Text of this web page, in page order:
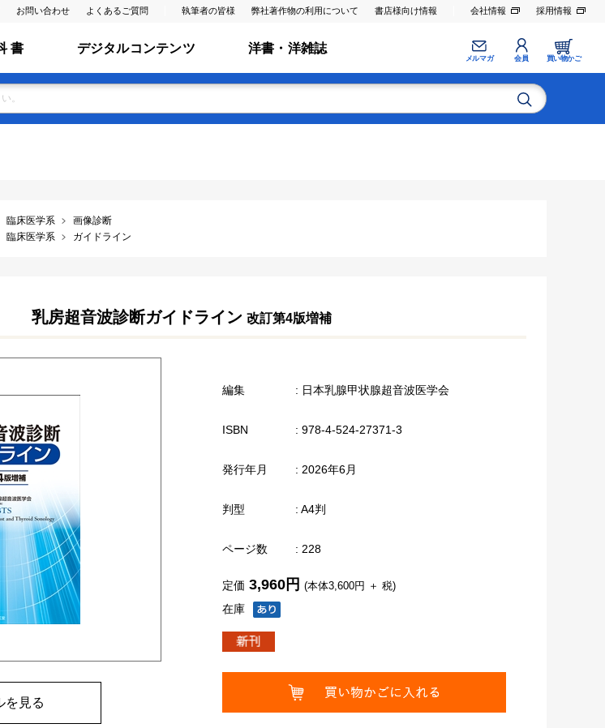
お問い合わせ よくあるご質問 執筆者の皆様 弊社著作物の利用について 書店様向け情報 会社情報 採用情報
書 デジタルコンテンツ 洋書・洋雑誌
メルマガ 会員 買い物かご
臨床医学系
画像診断
臨床医学系 ガイドライン
乳房超音波診断ガイドライン 改訂第4版増補
を見る
編集 : 日本乳腺甲状腺超音波医学会
ISBN : 978-4-524-27371-3
発行年月 : 2026年6月
判型 : A4判
ページ数 : 228
在庫
定価 3,960円 (本体3,600円 ＋ 税)